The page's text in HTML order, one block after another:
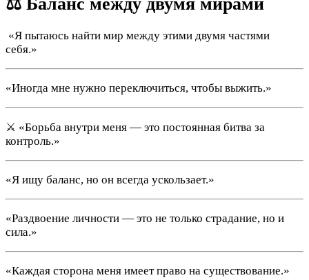
️ «Я пытаюсь найти мир между этими двумя частями
себя.»
«Иногда мне нужно переключиться, чтобы выжить.»
⚔️ «Борьба внутри меня — это постоянная битва за
контроль.»
«Я ищу баланс, но он всегда ускользает.»
«Раздвоение личности — это не только страдание, но и
сила.»
«Каждая сторона меня имеет право на существование.»